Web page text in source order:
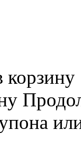
корзину